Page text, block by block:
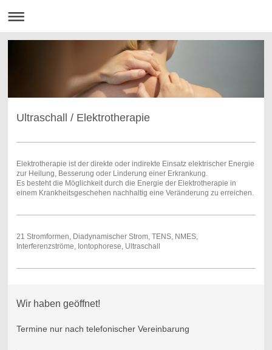
Ultraschall / Elektrotherapie
Elektrotherapie ist der direkte oder indirekte Einsatz elektrischer Energie
zur Heilung, Besserung oder Linderung einer Erkrankung.
Es besteht die Möglichkeit durch die Energie der Elektrotherapie in
einem Krankheitsgeschehen nachhaltig eine Veränderung zu erreichen.
21 Stromformen, Diadynamischer Strom, TENS, NMES,
Interferenzströme, Iontophorese, Ultraschall
Wir haben geöffnet!
Termine nur nach telefonischer Vereinbarung